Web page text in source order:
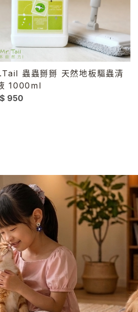
蟲蟲掰掰 天然地板驅蟲清
1000ml
950